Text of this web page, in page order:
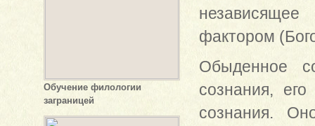
Обучение филологии
заграницей
фактором
Обыденное
сознания,
сознания.